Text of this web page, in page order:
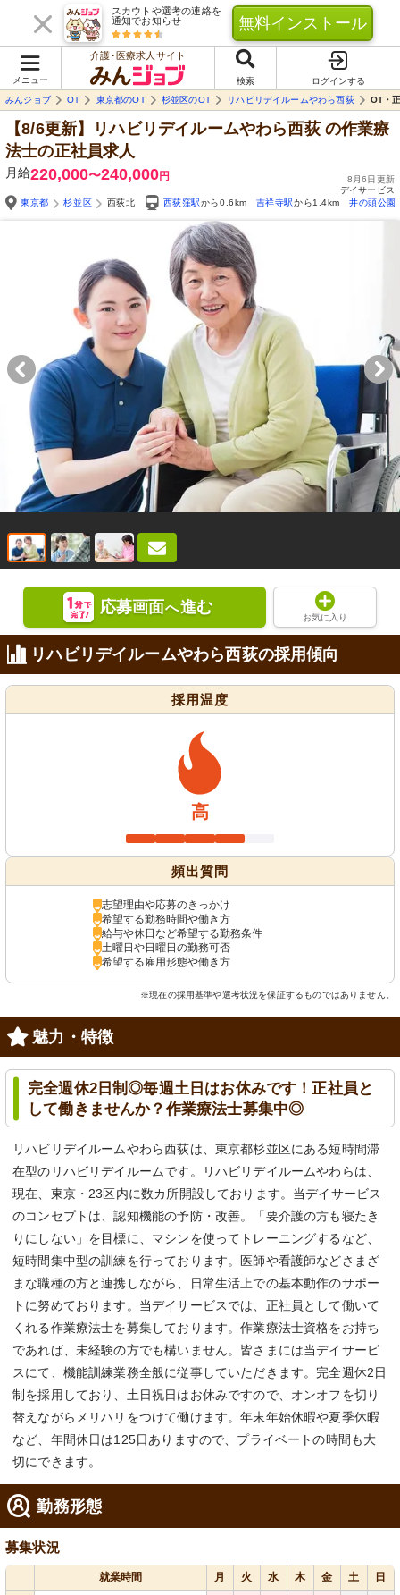
スカウトや選考の連絡を
通知でお知らせ
無料インストール
メニュー
介護･医療求人サイト
検索
ログインする
みんジョブ
OT 東京都のOT 杉並区のOT リハビリデイルームやわら西荻 OT・
【8/6更新】リハビリデイルームやわら西荻の作業療
法士の正社員求人
月給220,000〜240,000円
8月6日更新
デイサービス
東京都
杉並区 西荻北 西荻窪駅から0.6km 吉祥寺駅から1.4km 井の頭公園
応募画面へ進む
お気に入り
リハビリデイルームやわら西荻の採用傾向
採用温度
高
頻出質問
志望理由や応募のきっかけ
希望する勤務時間や働き方
給与や休日など希望する勤務条件
土曜日や日曜日の勤務可否
希望する雇用形態や働き方
※現在の採用基準や選考状況を保証するものではありません。
魅力・特徴
完全週休2日制◎毎週土日はお休みです！正社員と
して働きませんか？作業療法士募集中◎
リハビリデイルームやわら西荻は、東京都杉並区にある短時間滞
在型のリハビリデイルームです。リハビリデイルームやわらは、
現在、東京・23区内に数カ所開設しております。当デイサービス
のコンセプトは、認知機能の予防・改善。「要介護の方も寝たき
りにしない」を目標に、マシンを使ってトレーニングするなど、
短時間集中型の訓練を行っております。医師や看護師などさまざ
まな職種の方と連携しながら、日常生活上での基本動作のサポー
トに努めております。当デイサービスでは、正社員として働いて
くれる作業療法士を募集しております。作業療法士資格をお持ち
であれば、未経験の方でも構いません。皆さまには当デイサービ
スにて、機能訓練業務全般に従事していただきます。完全週休2日
制を採用しており、土日祝日はお休みですので、オンオフを切り
替えながらメリハリをつけて働けます。年末年始休暇や夏季休暇
など、年間休日は125日ありますので、プライベートの時間も大
切にできます。
勤務形態
募集状況
就業時間 月 火 水 木 金 土
日